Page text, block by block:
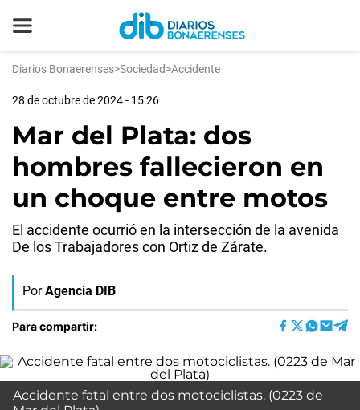
Diarios Bonaerenses>Sociedad>Accidente
28 de octubre de 2024 - 15:26
Mar del Plata: dos
hombres fallecieron en
un choque entre motos
El accidente ocurrió en la intersección de la avenida
De los Trabajadores con Ortiz de Zárate.
Por Agencia DIB
Para compartir:
Accidente fatal entre dos motociclistas. (0223 de